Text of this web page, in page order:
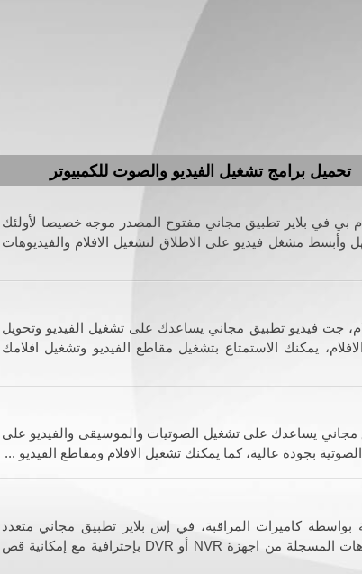
تحميل برامج تشغيل الفيديو والصوت للكمبيوتر
بي في بلاير تطبيق مجاني مفتوح المصدر موجه خصيصا لأولئك
مشغل فيديو على الاطلاق لتشغيل الافلام والفيديوهات
جت فيديو تطبيق مجاني يساعدك على تشغيل الفيديو وتحويل
يمكنك الاستمتاع بتشغيل مقاطع الفيديو وتشغيل افلامك
مجاني يساعدك على تشغيل الصوتيات والموسيقى والفيديو على
بجودة عالية، كما يمكنك تشغيل الافلام ومقاطع الفيديو ...
بواسطة كاميرات المراقبة، في إس بلاير تطبيق مجاني متعدد
الوظائف يساعدك على تشغيل الفيديوهات المسجلة من اجهزة NVR أو DVR بإحترافية مع إمكانية قص